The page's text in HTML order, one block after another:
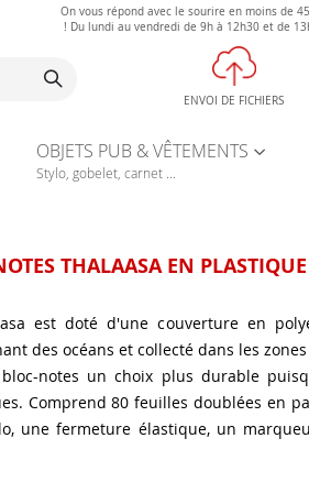
On vous répond avec le sourire en moins de
! Du lundi au vendredi de 9h à 12h30 et de
ENVOI DE FICHIERS
OBJETS PUB & VÊTEMENTS
Stylo, gobelet, carnet ...
THALAASA EN
est doté d'une couverture en
des océans et collecté dans les
notes un choix plus durable
Comprend 80 feuilles doublées en
une fermeture élastique, un